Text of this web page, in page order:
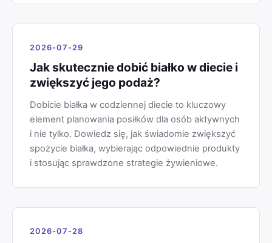
2026-07-29
Jak skutecznie dobić białko w diecie i
zwiększyć jego podaż?
Dobicie białka w codziennej diecie to kluczowy
element planowania posiłków dla osób aktywnych
i nie tylko. Dowiedz się, jak świadomie zwiększyć
spożycie białka, wybierając odpowiednie produkty
i stosując sprawdzone strategie żywieniowe.
2026-07-28